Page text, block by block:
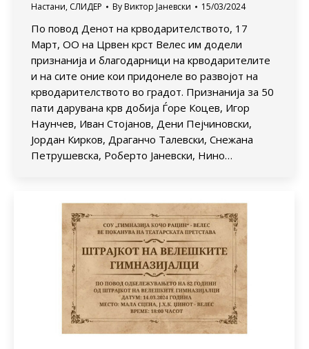
Настани, СЛИДЕР By Виктор Јаневски 15/03/2024
По повод Денот на крводарителството, 17
Март, ОО на Црвен крст Велес им додели
признанија и благодарници на крводарителите
и на сите оние кои придонеле во развојот на
крводарителството во градот. Признанија за 50
пати дарувана крв добија Ѓоре Коцев, Игор
Наунчев, Иван Стојанов, Дени Пејчиновски,
Јордан Кирков, Драганчо Талевски, Снежана
Петрушевска, Роберто Јаневски, Нино…